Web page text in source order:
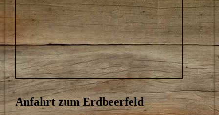
Anfahrt zum Erdbeerfeld